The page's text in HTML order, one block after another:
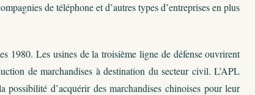
de téléphone et d’autres types d’entreprises en plus
1980. Les usines de la troisième ligne de défense ouvrirent
de marchandises à destination du secteur civil. L’APL
d’acquérir des marchandises chinoises pour leur